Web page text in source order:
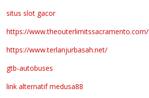
situs slot gacor
https://www.theouterlimitssacramento.com/
https://www.terlanjurbasah.net/
gtb-autobuses
link alternatif medusa88